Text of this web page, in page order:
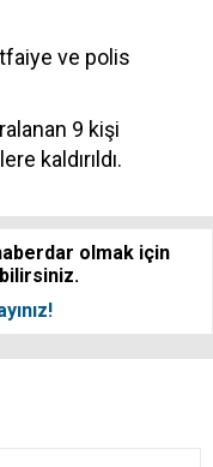
ve polis
9 kişi
kaldırıldı.
olmak için